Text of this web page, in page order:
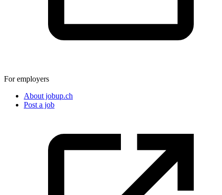
For employers
About jobup.ch
Post a job